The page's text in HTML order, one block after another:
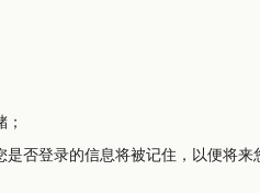
否登录的信息将被记住，以便将来